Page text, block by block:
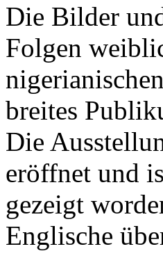
Die Bilder
Folgen
breites
Die
eröffnet und
gezeigt
Englische